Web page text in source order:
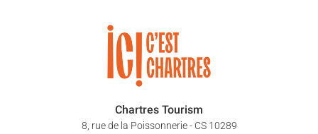
Chartres Tourism
8, rue de la Poissonnerie - CS 10289